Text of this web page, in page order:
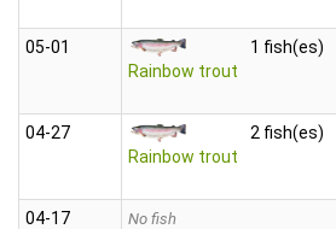
05‑01
Rainbow trout
1 fish(es)
04‑27
Rainbow trout
2 fish(es)
04‑17 No fish